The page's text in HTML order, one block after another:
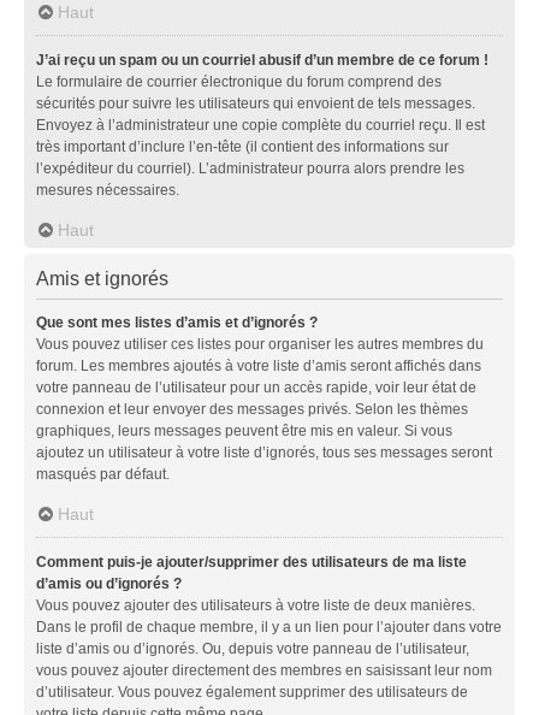
Haut
J’ai reçu un spam ou un courriel abusif d’un membre de ce forum !
Le formulaire de courrier électronique du forum comprend des
sécurités pour suivre les utilisateurs qui envoient de tels messages.
Envoyez à l’administrateur une copie complète du courriel reçu. Il est
très important d’inclure l’en-tête (il contient des informations sur
l’expéditeur du courriel). L’administrateur pourra alors prendre les
mesures nécessaires.
Haut
Amis et ignorés
Que sont mes listes d’amis et d’ignorés ?
Vous pouvez utiliser ces listes pour organiser les autres membres du
forum. Les membres ajoutés à votre liste d’amis seront affichés dans
votre panneau de l’utilisateur pour un accès rapide, voir leur état de
connexion et leur envoyer des messages privés. Selon les thèmes
graphiques, leurs messages peuvent être mis en valeur. Si vous
ajoutez un utilisateur à votre liste d’ignorés, tous ses messages seront
masqués par défaut.
Haut
Comment puis-je ajouter/supprimer des utilisateurs de ma liste
d’amis ou d’ignorés ?
Vous pouvez ajouter des utilisateurs à votre liste de deux manières.
Dans le profil de chaque membre, il y a un lien pour l’ajouter dans votre
liste d’amis ou d’ignorés. Ou, depuis votre panneau de l’utilisateur,
vous pouvez ajouter directement des membres en saisissant leur nom
d’utilisateur. Vous pouvez également supprimer des utilisateurs de